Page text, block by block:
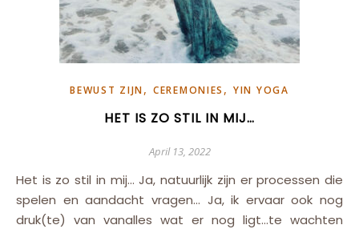
BEWUST ZIJN,CEREMONIES ,YIN YOGA
HET IS ZO STIL IN MIJ…
April 13, 2022
Het is zo stil in mij… Ja, natuurlijk zijn er processen die
spelen en aandacht vragen… Ja, ik ervaar ook nog
druk(te) van vanalles wat er nog ligt…te wachten